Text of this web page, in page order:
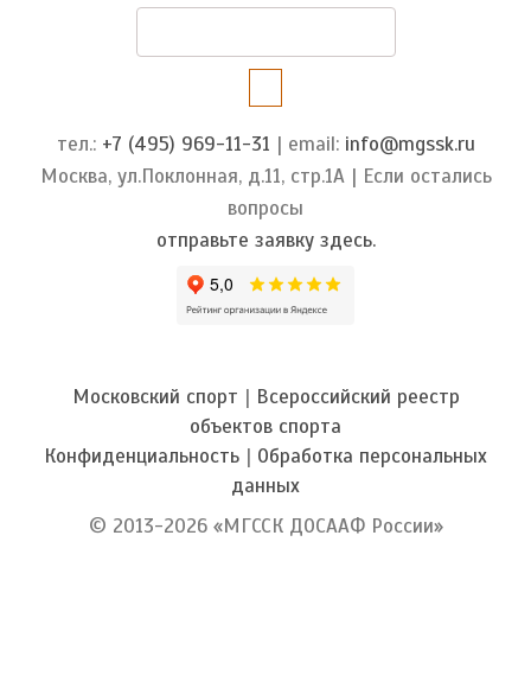
тел.: +7 (495) 969-11-31 | email: info@mgssk.ru
Москва, ул.Поклонная, д.11, стр.1А | Если остались
вопросы
отправьте заявку здесь.
Московский спорт | Всероссийский реестр
объектов спорта
Конфиденциальность | Обработка персональных
данных
© 2013-2026 «МГССК ДОСААФ России»